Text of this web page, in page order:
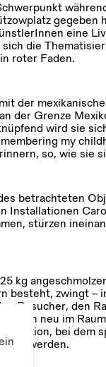
gegeben
eine
die
roter Faden.
der
der Grenze
wird sie
my
so, wie sie
betrachteten
Installationen
stürzen
kg
besteht, zwingt –
Besucher, den
sich neu im
bei dem
werden.